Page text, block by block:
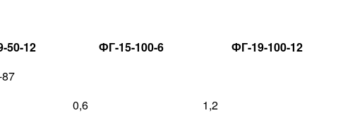
50-12 ФГ-15-100-6
ФГ-19-100-12
0,6
1,2